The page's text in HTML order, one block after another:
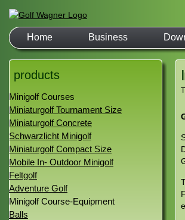
Home Business
products
Minigolf Courses
Miniaturgolf Tournament Size
Miniaturgolf Concrete
Schwarzlicht Minigolf
Miniaturgolf Compact Size
Mobile In- Outdoor Minigolf
Feltgolf
Adventure Golf
Minigolf Course-Equipment
Balls